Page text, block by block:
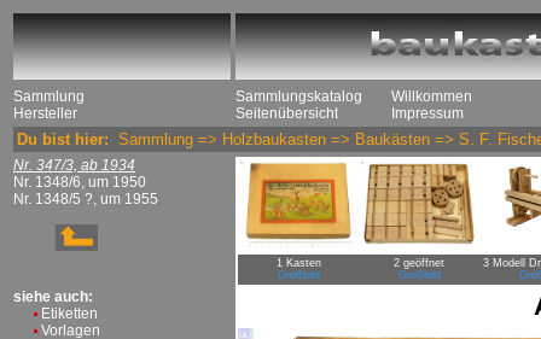
Sammlung
Hersteller
Sammlungskatalog
Seitenübersicht
Willkommen
Impressum
Du bist hier: Sammlung => Holzbaukasten => Baukästen => S. F.
Nr. 347/3, ab 1934
Nr. 1348/6, um 1950
Nr. 1348/5 ?, um 1955
siehe auch:
Etiketten
Vorlagen
1 Kasten
Großbild
2 geöffnet
Großbild
3 Modell